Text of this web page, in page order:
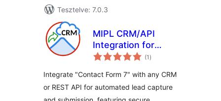
Tesztelve: 7.0.3
MIPL CRM/API
Integration for
Contact Form 7
(1 értékelés
összesen
)
Integrate "Contact Form 7" with any CRM
or REST API for automated lead capture